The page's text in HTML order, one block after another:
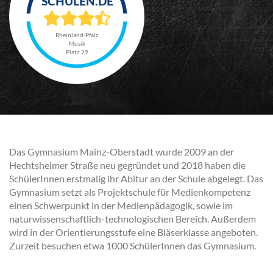
Rheinland-Pfalz
Musik
Platz 29
Das Gymnasium Mainz-Oberstadt wurde 2009 an der
Hechtsheimer Straße neu gegründet und 2018 haben die
SchülerInnen erstmalig ihr Abitur an der Schule abgelegt. Das
Gymnasium setzt als Projektschule für Medienkompetenz
einen Schwerpunkt in der Medienpädagogik, sowie im
naturwissenschaftlich-technologischen Bereich. Außerdem
wird in der Orientierungsstufe eine Bläserklasse angeboten.
Zurzeit besuchen etwa 1000 SchülerInnen das Gymnasium.